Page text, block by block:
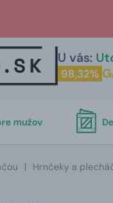
U vás:
98,32%
mužov
| Hrnčeky a